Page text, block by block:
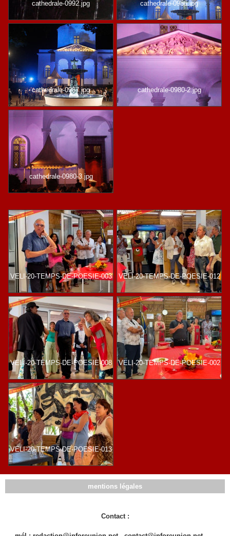
cathedrale-0992.jpg cathedrale-0986.jpg
cathedrale-0987.jpg cathedrale-0980-2.jpg
cathedrale-0980-3.jpg
VELI-20-TEMPS-DE-POESIE-003 VELI-20-TEMPS-DE-POESIE-012
VELI-20-TEMPS-DE-POESIE-008 VELI-20-TEMPS-DE-POESIE-002
VELI-20-TEMPS-DE-POESIE-013
mentions légales
Contact :